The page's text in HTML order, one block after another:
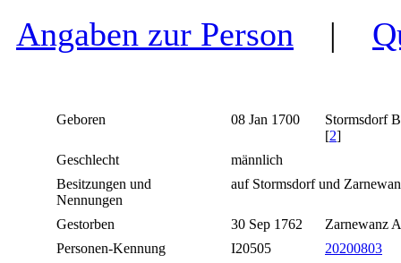
Angaben zur Person |
Geboren 08 Jan 1700
Stormsdorf
[2]
Geschlecht
männlich
Besitzungen und
Nennungen
auf Stormsdorf und
Gestorben 30 Sep 1762
Zarnewanz
Personen-Kennung
I20505
20200803